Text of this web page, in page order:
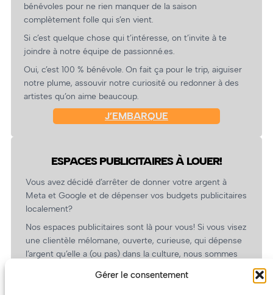
Gérer le consentement
bénévoles pour ne rien manquer de la saison
complètement folle qui s’en vient.
Si c’est quelque chose qui t’intéresse, on t’invite à te
joindre à notre équipe de passionné.es.
Oui, c’est 100 % bénévole. On fait ça pour le trip, aiguiser
notre plume, assouvir notre curiosité ou redonner à des
artistes qu’on aime beaucoup.
J’EMBARQUE
ESPACES PUBLICITAIRES À LOUER!
Vous avez décidé d’arrêter de donner votre argent à
Meta et Google et de dépenser vos budgets publicitaires
localement?
Nos espaces publicitaires sont là pour vous! Si vous visez
une clientèle mélomane, ouverte, curieuse, qui dépense
l’argent qu’elle a (ou pas) dans la culture, nous sommes